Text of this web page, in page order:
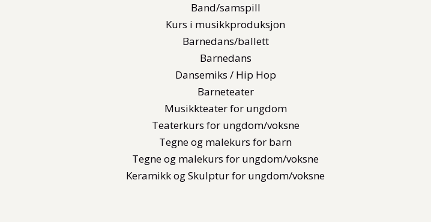
Band/samspill
Kurs i musikkproduksjon
Barnedans/ballett
Barnedans
Dansemiks / Hip Hop
Barneteater
Musikkteater for ungdom
Teaterkurs for ungdom/voksne
Tegne og malekurs for barn
Tegne og malekurs for ungdom/voksne
Keramikk og Skulptur for ungdom/voksne